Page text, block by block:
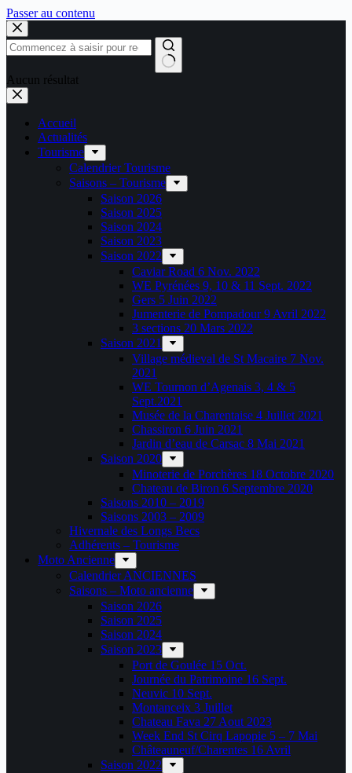
Passer au contenu
Aucun résultat
Accueil
Actualités
Tourisme
Calendrier Tourisme
Saisons – Tourisme
Saison 2026
Saison 2025
Saison 2024
Saison 2023
Saison 2022
Caviar Road 6 Nov. 2022
WE Pyrénées 9, 10 & 11 Sept. 2022
Gers 5 Juin 2022
Jumenterie de Pompadour 9 Avril 2022
3 sections 20 Mars 2022
Saison 2021
Village médieval de St Macaire 7 Nov.
2021
WE Tournon d’Agenais 3, 4 & 5
Sept.2021
Musée de la Charentaise 4 Juillet 2021
Chassiron 6 Juin 2021
Jardin d’eau de Carsac 8 Mai 2021
Saison 2020
Minoterie de Porchères 18 Octobre 2020
Chateau de Biron 6 Septembre 2020
Saisons 2010 – 2019
Saisons 2003 – 2009
Hivernale des Longs Becs
Adhérents – Tourisme
Moto Ancienne
Calendrier ANCIENNES
Saisons – Moto ancienne
Saison 2026
Saison 2025
Saison 2024
Saison 2023
Port de Goulée 15 Oct.
Journée du Patrimoine 16 Sept.
Neuvic 10 Sept.
Montanceix 3 Juillet
Chateau Fava 27 Aout 2023
Week End St Cirq Lapopie 5 – 7 Mai
Châteauneuf/Charentes 16 Avril
Saison 2022